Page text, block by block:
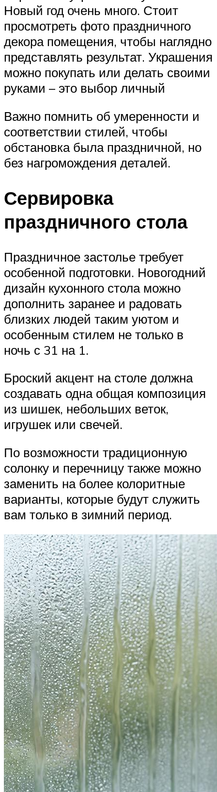
Новый год очень много. Стоит
просмотреть фото праздничного
декора помещения, чтобы наглядно
представлять результат. Украшения
можно покупать или делать своими
руками – это выбор личный
Важно помнить об умеренности и
соответствии стилей, чтобы
обстановка была праздничной, но
без нагромождения деталей.
Сервировка
праздничного стола
Праздничное застолье требует
особенной подготовки. Новогодний
дизайн кухонного стола можно
дополнить заранее и радовать
близких людей таким уютом и
особенным стилем не только в
ночь с 31 на 1.
Броский акцент на столе должна
создавать одна общая композиция
из шишек, небольших веток,
игрушек или свечей.
По возможности традиционную
солонку и перечницу также можно
заменить на более колоритные
варианты, которые будут служить
вам только в зимний период.